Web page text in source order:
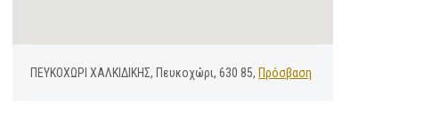
ΠΕΥΚΟΧΩΡΙ ΧΑΛΚΙΔΙΚΗΣ, Πευκοχώρι, 630 85, Πρόσβαση